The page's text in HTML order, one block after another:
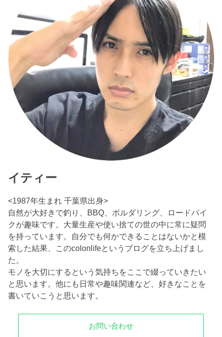
イティー
<1987年生まれ 千葉県出身>
自然が大好きで釣り、BBQ、ボルダリング、ロードバイ
クが趣味です。大量生産や使い捨ての世の中に常に疑問
を持っています。自分でも何かできることはないかと模
索した結果、このcolonlifeというブログを立ち上げまし
た。
モノを大切にするという気持ちをここで綴っていきたい
と思います。他にも日常や趣味関連など、好きなことを
書いていこうと思います。
お問い合わせ